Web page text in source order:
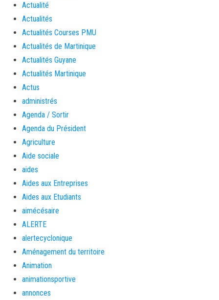
Actualité
Actualités
Actualités Courses PMU
Actualités de Martinique
Actualités Guyane
Actualités Martinique
Actus
administrés
Agenda / Sortir
Agenda du Président
Agriculture
Aide sociale
aides
Aides aux Entreprises
Aides aux Etudiants
aimécésaire
ALERTE
alertecyclonique
Aménagement du territoire
Animation
animationsportive
annonces